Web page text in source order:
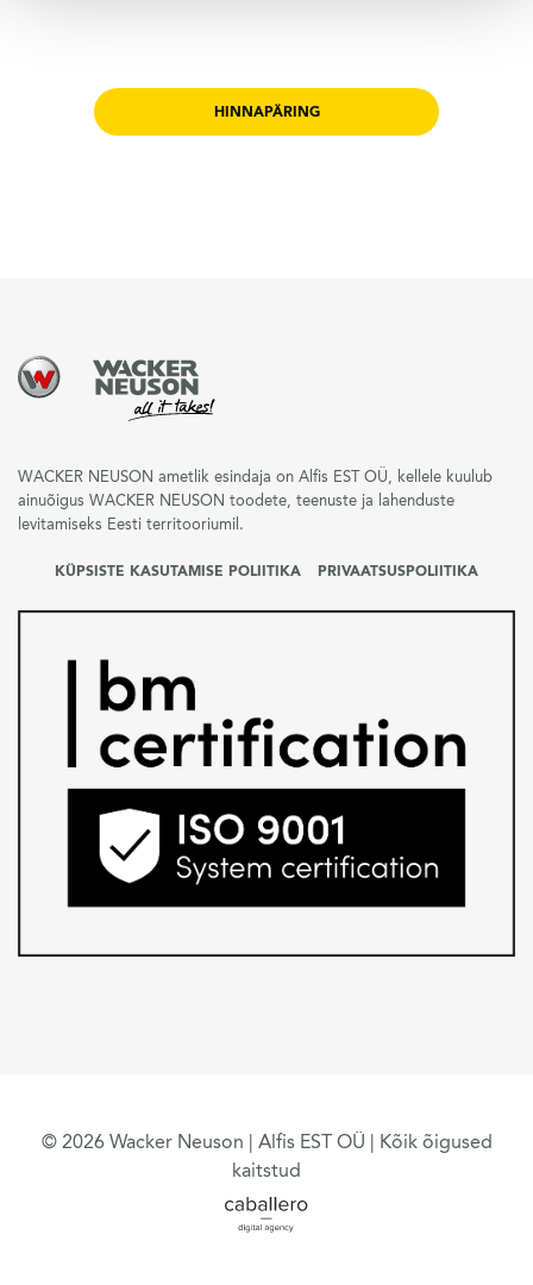
HINNAPÄRING
WACKER NEUSON ametlik esindaja on Alfis EST OÜ, kellele kuulub
ainuõigus WACKER NEUSON toodete, teenuste ja lahenduste
levitamiseks Eesti territooriumil.
KÜPSISTE KASUTAMISE POLIITIKA PRIVAATSUSPOLIITIKA
© 2026 Wacker Neuson | Alfis EST OÜ | Kõik õigused
kaitstud